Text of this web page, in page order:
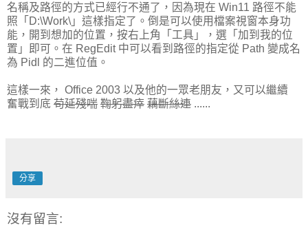
名稱及路徑的方式已經行不通了，因為現在 Win11 路徑不能
照「D:\Work\」這樣指定了。倒是可以使用檔案視窗本身功
能，開到想加的位置，按右上角「工具」，選「加到我的位
置」即可。在 RegEdit 中可以看到路徑的指定從 Path 變成名
為 Pidl 的二進位值。
這樣一來， Office 2003 以及他的一眾老朋友，又可以繼續
奮戰到底 苟延殘喘 鞠躬盡瘁 藕斷絲連 ......
分享
沒有留言: